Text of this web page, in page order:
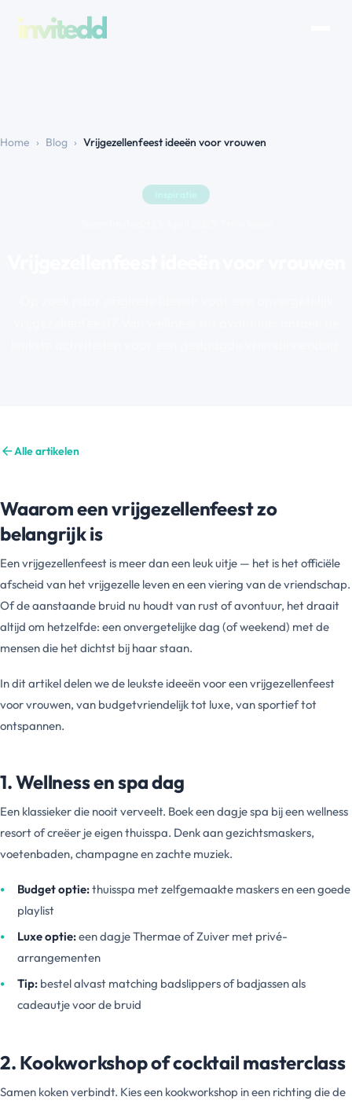
Home › Blog › Vrijgezellenfeest ideeën voor vrouwen
arrow_backAlle artikelen
Waarom een vrijgezellenfeest zo
belangrijk is
Een vrijgezellenfeest is meer dan een leuk uitje — het is het officiële
afscheid van het vrijgezelle leven en een viering van de vriendschap.
Of de aanstaande bruid nu houdt van rust of avontuur, het draait
altijd om hetzelfde: een onvergetelijke dag (of weekend) met de
mensen die het dichtst bij haar staan.
In dit artikel delen we de leukste ideeën voor een vrijgezellenfeest
voor vrouwen, van budgetvriendelijk tot luxe, van sportief tot
ontspannen.
1. Wellness en spa dag
Een klassieker die nooit verveelt. Boek een dagje spa bij een wellness
resort of creëer je eigen thuisspa. Denk aan gezichtsmaskers,
voetenbaden, champagne en zachte muziek.
Budget optie:thuisspa met zelfgemaakte maskers en een goede
playlist
Luxe optie:een dagje Thermae of Zuiver met privé-
arrangementen
Tip: bestel alvast matching badslippers of badjassen als
cadeautje voor de bruid
2. Kookworkshop of cocktail masterclass
Samen koken verbindt. Kies een kookworkshop in een richting die de